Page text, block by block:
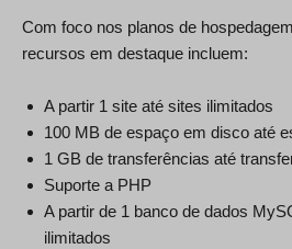
Com foco nos planos de
recursos em destaque incluem:
A partir 1 site até sites ilimitados
100 MB de espaço em disco até
1 GB de transferências até
Suporte a PHP
A partir de 1 banco de dados
ilimitados